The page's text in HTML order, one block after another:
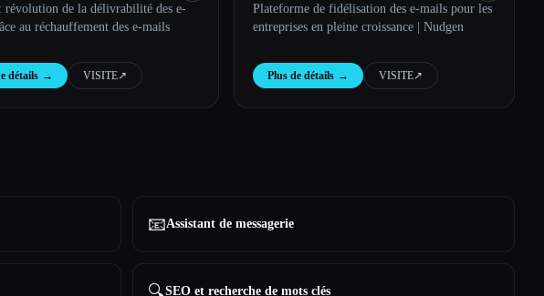
révolution de la délivrabilité des e-
au réchauffement des e-mails
détails → VISITE↗︎
Plateforme de fidélisation des e-mails pour les
entreprises en pleine croissance | Nudgen
Plus de détails → VISITE↗︎
📧Assistant de messagerie
🔍SEO et recherche de mots clés